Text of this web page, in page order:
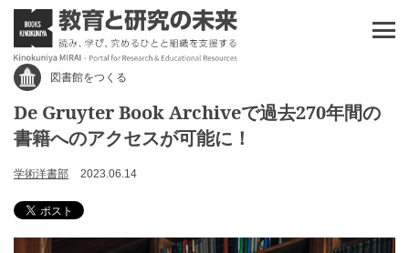
図書館をつくる
De Gruyter Book Archiveで過去270年間の
書籍へのアクセスが可能に！
学術洋書部 2023.06.14